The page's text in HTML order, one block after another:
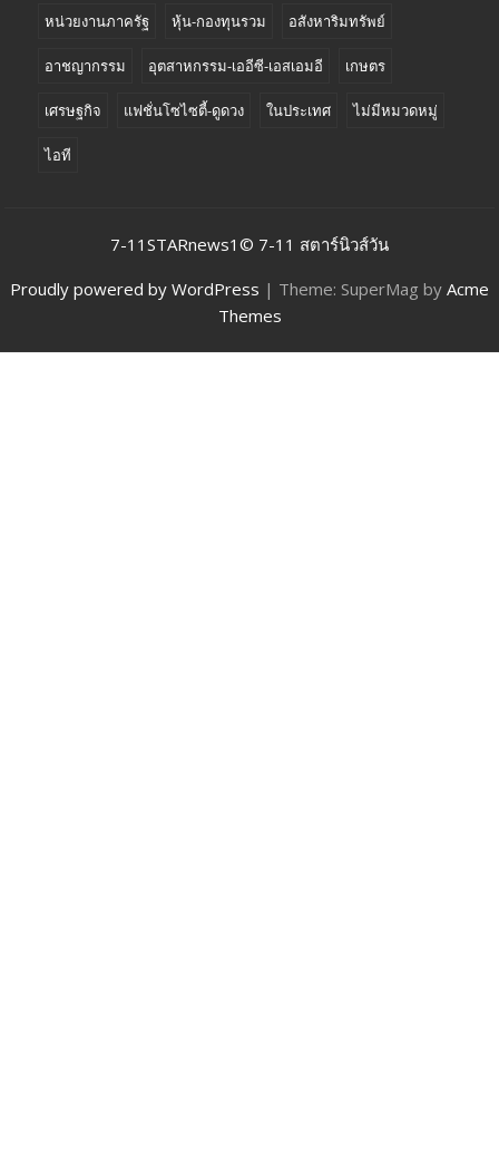
หน่วยงานภาครัฐ หุ้น-กองทุนรวม อสังหาริมทรัพย์
อาชญากรรม อุตสาหกรรม-เออีซี-เอสเอมอี เกษตร
เศรษฐกิจ แฟชั่นโซไซตี้-ดูดวง ในประเทศ ไม่มีหมวดหมู่
ไอที
7-11STARnews1© 7-11 สตาร์นิวส์วัน
Proudly powered by WordPress | Theme: SuperMag by Acme
Themes